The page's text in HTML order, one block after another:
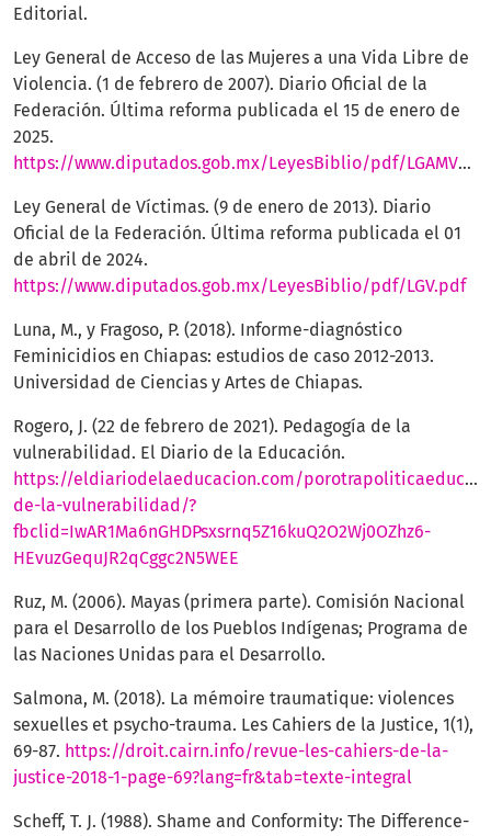
Editorial.
Ley General de Acceso de las Mujeres a una Vida Libre de
Violencia. (1 de febrero de 2007). Diario Oficial de la
Federación. Última reforma publicada el 15 de enero de
2025.
https://www.diputados.gob.mx/LeyesBiblio/pdf/LGAMVLV.pdf
Ley General de Víctimas. (9 de enero de 2013). Diario
Oficial de la Federación. Última reforma publicada el 01
de abril de 2024.
https://www.diputados.gob.mx/LeyesBiblio/pdf/LGV.pdf
Luna, M., y Fragoso, P. (2018). Informe-diagnóstico
Feminicidios en Chiapas: estudios de caso 2012-2013.
Universidad de Ciencias y Artes de Chiapas.
Rogero, J. (22 de febrero de 2021). Pedagogía de la
vulnerabilidad. El Diario de la Educación.
https://eldiariodelaeducacion.com/
de-la-vulnerabilidad/?
fbclid=IwAR1Ma6nGHDPsxsrnq5Z16kuQ2O2Wj0OZhz6-
HEvuzGequJR2qCggc2N5WEE
Ruz, M. (2006). Mayas (primera parte). Comisión Nacional
para el Desarrollo de los Pueblos Indígenas; Programa de
las Naciones Unidas para el Desarrollo.
Salmona, M. (2018). La mémoire traumatique: violences
sexuelles et psycho-trauma. Les Cahiers de la Justice, 1(1),
69-87. https://droit.cairn.info/revue-les-cahiers-de-la-
justice-2018-1-page-69?lang=fr&tab=texte-integral
Scheff, T. J. (1988). Shame and Conformity: The Difference-